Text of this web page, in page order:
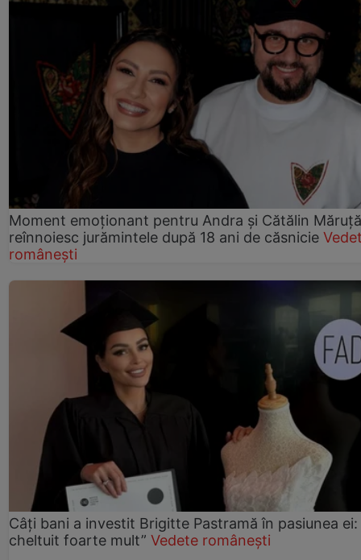
Moment emoționant pentru Andra și Cătălin
reînnoiesc jurămintele după 18 ani de căsnicie
românești
Câți bani a investit Brigitte Pastramă în pasiunea ei:
cheltuit foarte mult” Vedete românești